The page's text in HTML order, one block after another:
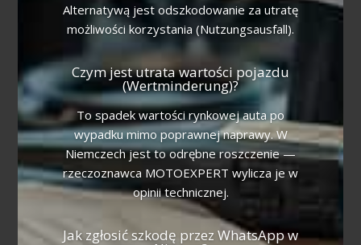
Alternatywą jest odszkodowanie za utratę
możliwości korzystania (Nutzungsausfall).
Czym jest utrata wartości pojazdu
(Wertminderung)?
To spadek wartości rynkowej auta po
wypadku mimo poprawnej naprawy. W
Niemczech jest to odrębne roszczenie —
rzeczoznawca MOTOEXPERT wylicza je w
opinii technicznej.
Jak zgłosić szkodę przez WhatsApp w